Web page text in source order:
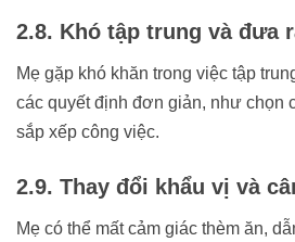
2.8. Khó tập trung và đưa
Mẹ gặp khó khăn trong việc tập
các quyết định đơn giản, như chọn
sắp xếp công việc.
2.9. Thay đổi khẩu vị và
Mẹ có thể mất cảm giác thèm ăn,